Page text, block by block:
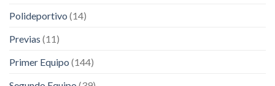
Polideportivo (14)
Previas (11)
Primer Equipo (144)